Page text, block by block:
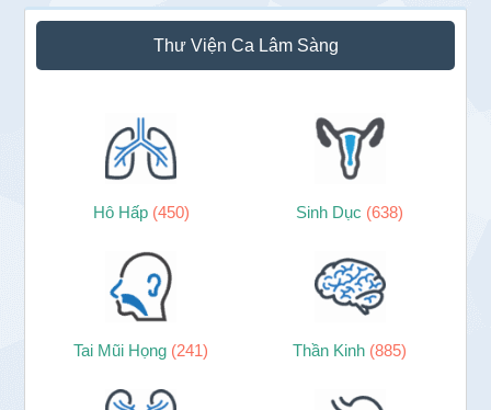
Thư Viện Ca Lâm Sàng
Hô Hấp (450) Sinh Dục (638)
Tai Mũi Họng (241) Thần Kinh (885)